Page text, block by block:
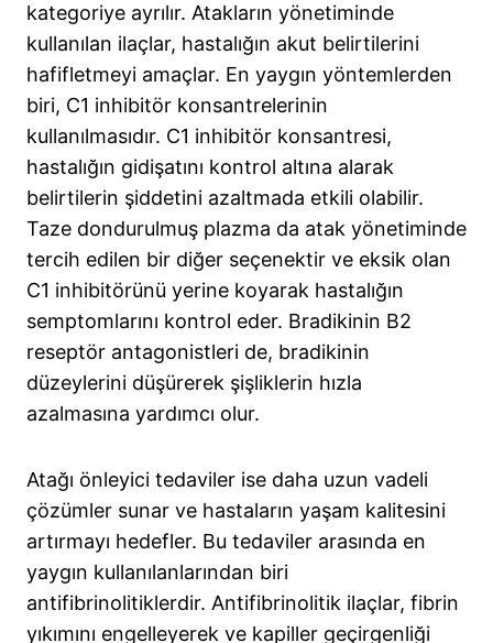
kategoriye ayrılır. Atakların yönetiminde
kullanılan ilaçlar, hastalığın akut belirtilerini
hafifletmeyi amaçlar. En yaygın yöntemlerden
biri, C1 inhibitör konsantrelerinin
kullanılmasıdır. C1 inhibitör konsantresi,
hastalığın gidişatını kontrol altına alarak
belirtilerin şiddetini azaltmada etkili olabilir.
Taze dondurulmuş plazma da atak yönetiminde
tercih edilen bir diğer seçenektir ve eksik olan
C1 inhibitörünü yerine koyarak hastalığın
semptomlarını kontrol eder. Bradikinin B2
reseptör antagonistleri de, bradikinin
düzeylerini düşürerek şişliklerin hızla
azalmasına yardımcı olur.
Atağı önleyici tedaviler ise daha uzun vadeli
çözümler sunar ve hastaların yaşam kalitesini
artırmayı hedefler. Bu tedaviler arasında en
yaygın kullanılanlarından biri
antifibrinolitiklerdir. Antifibrinolitik ilaçlar, fibrin
yıkımını engelleyerek ve kapiller geçirgenliği